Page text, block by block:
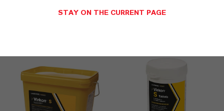
STAY ON THE CURRENT PAGE